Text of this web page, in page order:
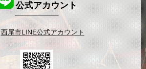
公式アカウント
西尾市LINE公式アカウント